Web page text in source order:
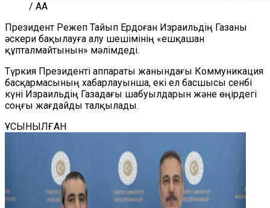
/ AA
Президент Режеп Тайып Ердоған Израильдің Газаны
әскери бақылауға алу шешімінің «ешқашан
құпталмайтынын» мәлімдеді.
Түркия Президенті аппараты жанындағы Коммуникация
басқармасының хабарлауынша, екі ел басшысы сенбі
күні Израильдің Газадағы шабуылдарын және өңірдегі
соңғы жағдайды талқылады.
ҰСЫНЫЛҒАН